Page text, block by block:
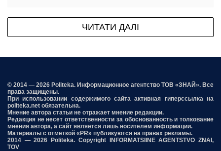
ЧИТАТИ ДАЛІ
© 2014 — 2026 Politeka. Информационное агентство ТОВ «ЗНАЙ». Все
права защищены.
При использовании содержимого сайта активная гиперссылка на
politeka.net обязательна.
Мнение автора статьи не отражает мнение редакции.
Редакция не несет ответственности за обоснованность и толкование
мнения автора, а сайт является лишь носителем информации.
Материалы с отметкой «PR» публикуются на правах рекламы.
2014 — 2026 Politeka. Copyright INFORMATSIINE AGENTSTVO ZNAI,
TOV